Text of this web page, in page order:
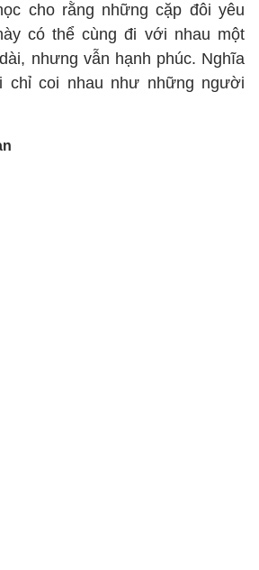
cho rằng những cặp đôi yêu
có thể cùng đi với nhau một
nhưng vẫn hạnh phúc. Nghĩa
chỉ coi nhau như những người